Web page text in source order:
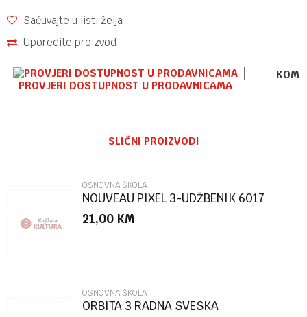
Sačuvajte u listi želja
Uporedite proizvod
PROVJERI DOSTUPNOST U PRODAVNICAMA
Poruka
SLIČNI PROIZVODI
OSNOVNA ŠKOLA
NOUVEAU PIXEL 3-UDŽBENIK 6017
21,00 KM
OSNOVNA ŠKOLA
ORBITA 3 RADNA SVESKA